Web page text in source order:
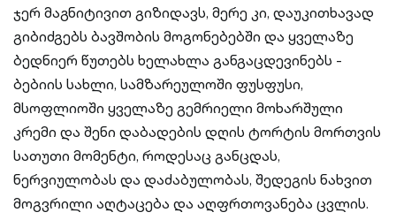
ჯერ მაგნიტივით გიზიდავს, მერე კი, დაუკითხავად
გიბიძგებს ბავშობის მოგონებებში და ყველაზე
ბედნიერ წუთებს ხელახლა განგაცდევინებს -
ბებიის სახლი, სამზარეულოში ფუსფუსი,
მსოფლიოში ყველაზე გემრიელი მოხარშული
კრემი და შენი დაბადების დღის ტორტის მორთვის
სათუთი მომენტი, როდესაც განცდას,
ნერვიულობას და დაძაბულობას, შედეგის ნახვით
მოგვრილი აღტაცება და აღფრთოვანება ცვლის.